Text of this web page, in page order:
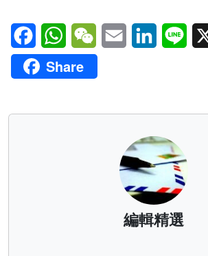
FacebookWhatsAppWeChatEmail LinkedInLine
Share
編輯精選